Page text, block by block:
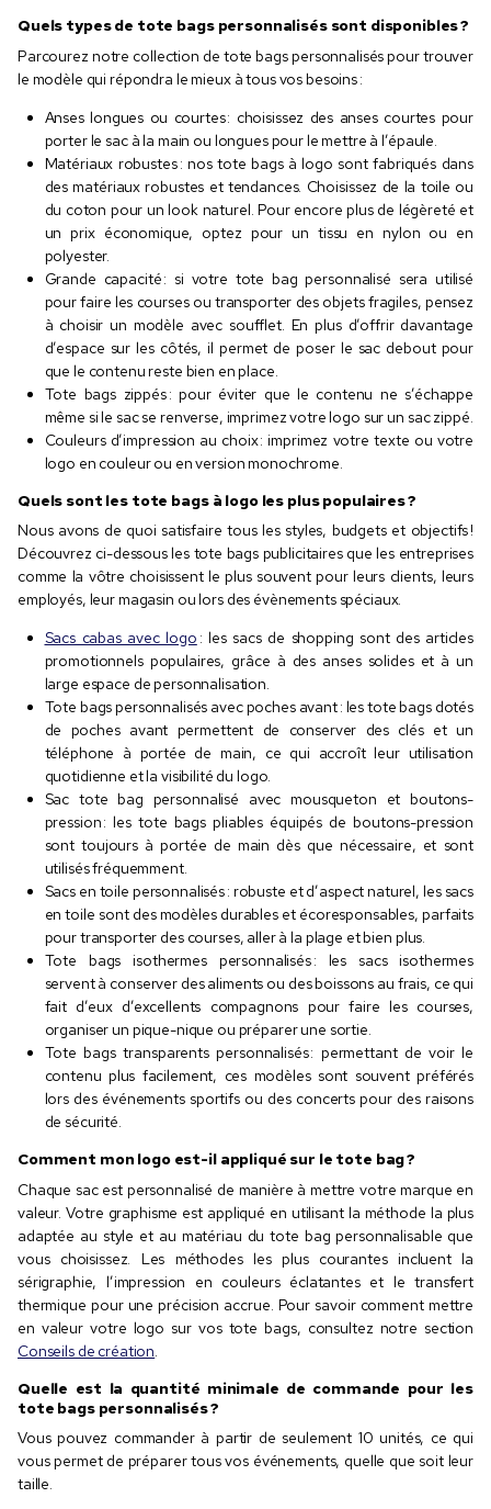
Quels types de tote bags personnalisés sont disponibles ?
Parcourez notre collection de tote bags personnalisés pour trouver
le modèle qui répondra le mieux à tous vos besoins :
Anses longues ou courtes : choisissez des anses courtes pour
porter le sac à la main ou longues pour le mettre à l’épaule.
Matériaux robustes : nos tote bags à logo sont fabriqués dans
des matériaux robustes et tendances. Choisissez de la toile ou
du coton pour un look naturel. Pour encore plus de légèreté et
un prix économique, optez pour un tissu en nylon ou en
polyester.
Grande capacité : si votre tote bag personnalisé sera utilisé
pour faire les courses ou transporter des objets fragiles, pensez
à choisir un modèle avec soufflet. En plus d’offrir davantage
d’espace sur les côtés, il permet de poser le sac debout pour
que le contenu reste bien en place.
Tote bags zippés : pour éviter que le contenu ne s’échappe
même si le sac se renverse, imprimez votre logo sur un sac zippé.
Couleurs d’impression au choix : imprimez votre texte ou votre
logo en couleur ou en version monochrome.
Quels sont les tote bags à logo les plus populaires ?
Nous avons de quoi satisfaire tous les styles, budgets et objectifs !
Découvrez ci-dessous les tote bags publicitaires que les entreprises
comme la vôtre choisissent le plus souvent pour leurs clients, leurs
employés, leur magasin ou lors des évènements spéciaux.
Sacs cabas avec logo : les sacs de shopping sont des articles
promotionnels populaires, grâce à des anses solides et à un
large espace de personnalisation.
Tote bags personnalisés avec poches avant : les tote bags dotés
de poches avant permettent de conserver des clés et un
téléphone à portée de main, ce qui accroît leur utilisation
quotidienne et la visibilité du logo.
Sac tote bag personnalisé avec mousqueton et boutons-
pression : les tote bags pliables équipés de boutons-pression
sont toujours à portée de main dès que nécessaire, et sont
utilisés fréquemment.
Sacs en toile personnalisés : robuste et d’aspect naturel, les sacs
en toile sont des modèles durables et écoresponsables, parfaits
pour transporter des courses, aller à la plage et bien plus.
Tote bags isothermes personnalisés : les sacs isothermes
servent à conserver des aliments ou des boissons au frais, ce qui
fait d’eux d’excellents compagnons pour faire les courses,
organiser un pique-nique ou préparer une sortie.
Tote bags transparents personnalisés : permettant de voir le
contenu plus facilement, ces modèles sont souvent préférés
lors des événements sportifs ou des concerts pour des raisons
de sécurité.
Comment mon logo est-il appliqué sur le tote bag ?
Chaque sac est personnalisé de manière à mettre votre marque en
valeur. Votre graphisme est appliqué en utilisant la méthode la plus
adaptée au style et au matériau du tote bag personnalisable que
vous choisissez. Les méthodes les plus courantes incluent la
sérigraphie, l’impression en couleurs éclatantes et le transfert
thermique pour une précision accrue. Pour savoir comment mettre
en valeur votre logo sur vos tote bags, consultez notre section
Conseils de création
Quelle est la quantité minimale de commande pour les
tote bags personnalisés ?
Vous pouvez commander à partir de seulement 10 unités, ce qui
vous permet de préparer tous vos événements, quelle que soit leur
taille.